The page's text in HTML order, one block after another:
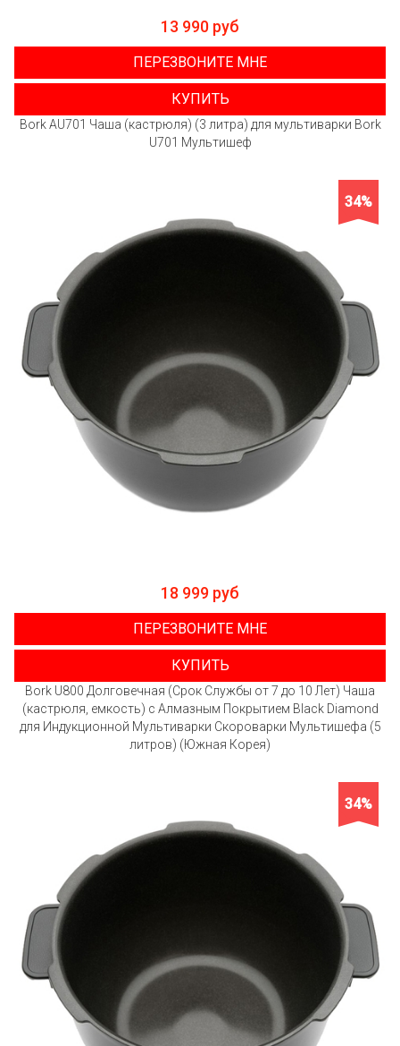
13 990 руб
ПЕРЕЗВОНИТЕ МНЕ
КУПИТЬ
Bork AU701 Чаша (кастрюля) (3 литра) для мультиварки Bork
U701 Мультишеф
34%
18 999 руб
ПЕРЕЗВОНИТЕ МНЕ
КУПИТЬ
Bork U800 Долговечная (Срок Службы от 7 до 10 Лет) Чаша
(кастрюля, емкость) с Алмазным Покрытием Black Diamond
для Индукционной Мультиварки Скороварки Мультишефа (5
литров) (Южная Корея)
34%